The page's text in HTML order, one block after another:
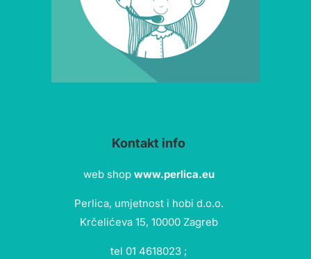
Kontakt info
web shop www.perlica.eu
Perlica, umjetnost i hobi d.o.o.
Krčelićeva 15, 10000 Zagreb
tel 01 4618023 ;